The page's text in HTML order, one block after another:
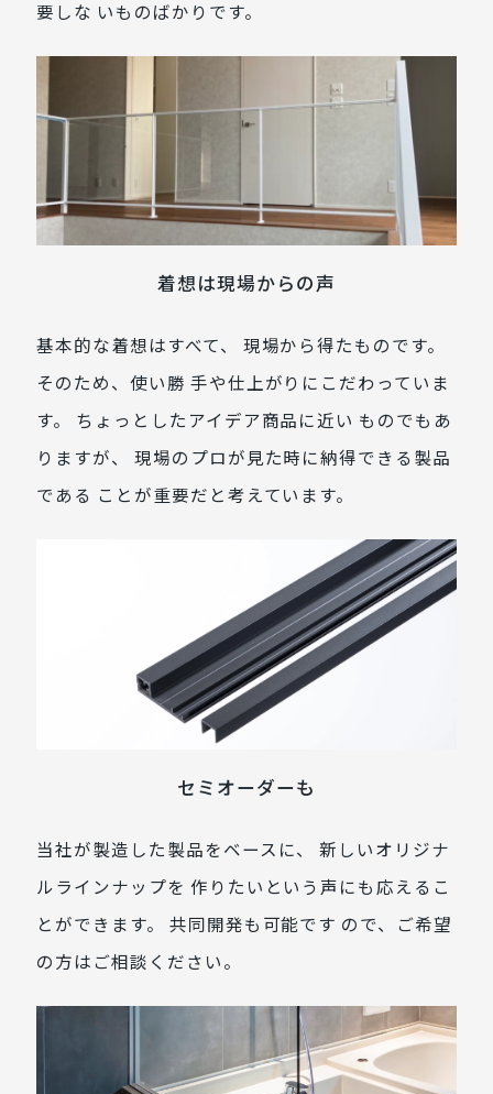
要しな いものばかりです。
着想は現場からの声
基本的な着想はすべて、 現場から得たものです。
そのため、使い勝 手や仕上がりにこだわっていま
す。 ちょっとしたアイデア商品に近い ものでもあ
りますが、 現場のプロが見た時に納得できる製品
である ことが重要だと考えています。
セミオーダーも
当社が製造した製品をベースに、 新しいオリジナ
ルラインナップを 作りたいという声にも応えるこ
とができます。 共同開発も可能です ので、ご希望
の方はご相談ください。